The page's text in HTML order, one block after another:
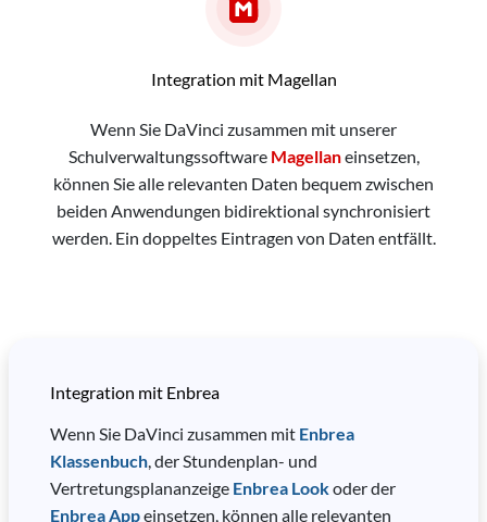
Integration mit Magellan
Wenn Sie DaVinci zusammen mit unserer
Schulverwaltungssoftware Magellaneinsetzen,
können Sie alle relevanten Daten bequem zwischen
beiden Anwendungen bidirektional synchronisiert
werden. Ein doppeltes Eintragen von Daten entfällt.
Integration mit Enbrea
Wenn Sie DaVinci zusammen mit Enbrea
Klassenbuch, der Stundenplan- und
Vertretungsplananzeige Enbrea Lookoder der
Enbrea Appeinsetzen, können alle relevanten